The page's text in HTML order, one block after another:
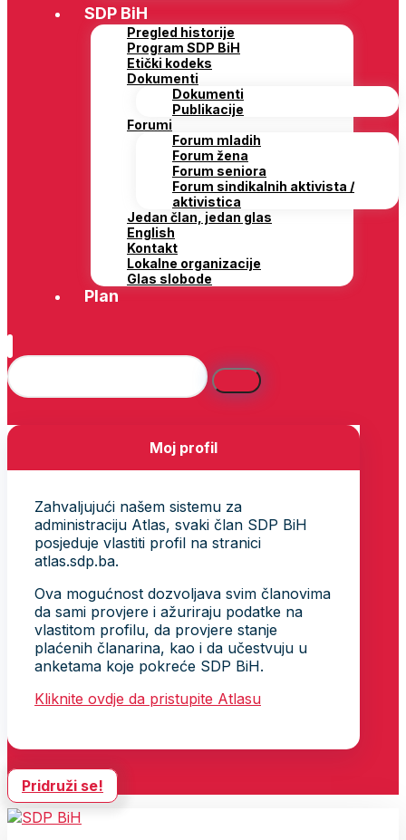
SDP BiH
Pregled historije
Program SDP BiH
Etički kodeks
Dokumenti
Dokumenti
Publikacije
Forumi
Forum mladih
Forum žena
Forum seniora
Forum sindikalnih aktivista /
aktivistica
Jedan član, jedan glas
English
Kontakt
Lokalne organizacije
Glas slobode
Plan
Moj profil
Zahvaljujući našem sistemu za
administraciju Atlas, svaki član SDP BiH
posjeduje vlastiti profil na stranici
atlas.sdp.ba.
Ova mogućnost dozvoljava svim članovima
da sami provjere i ažuriraju podatke na
vlastitom profilu, da provjere stanje
plaćenih članarina, kao i da učestvuju u
anketama koje pokreće SDP BiH.
Kliknite ovdje da pristupite Atlasu
Pridruži se!